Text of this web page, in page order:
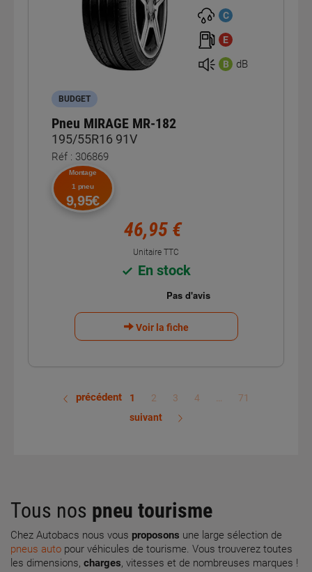
C
E
B dB
BUDGET
Pneu MIRAGE MR-182
195/55R16 91V
Réf : 306869
Montage
1 pneu
9,95€
46,95 €
Unitaire TTC
En stock
Voir la fiche
précédent 1 2 3 4 …
71
suivant
Tous nos pneu tourisme
Chez Autobacs nous vous proposons une large sélection de
pneus auto pour véhicules de tourisme. Vous trouverez toutes
les dimensions, charges, vitesses et de nombreuses marques !